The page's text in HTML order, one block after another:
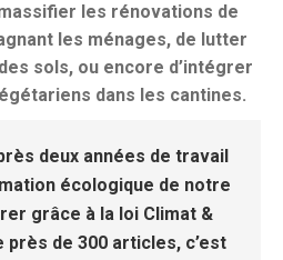
les rénovations de
les ménages, de lutter
sols, ou encore d’intégrer
dans les cantines.
deux années de travail
écologique de notre
grâce à la loi Climat &
près de 300 articles, c’est